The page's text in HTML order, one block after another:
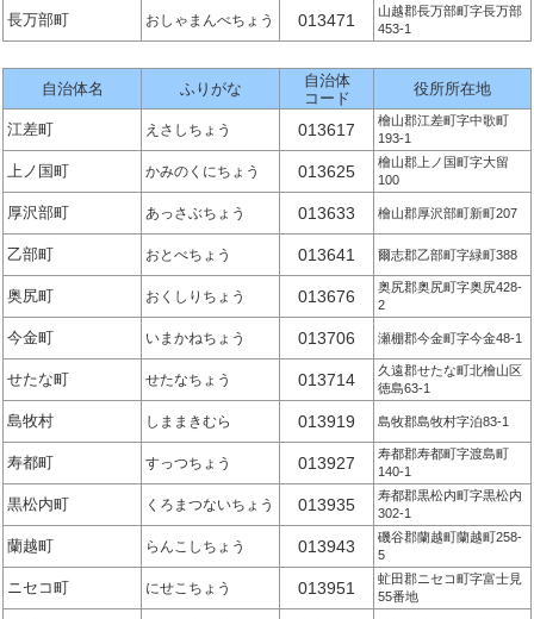
長万部町 おしゃまんべちょう 013471
山越郡長万部町字長万部
453-1
自治体名 ふりがな
自治体
コード
役所所在地
江差町 えさしちょう 013617
檜山郡江差町字中歌町
193-1
上ノ国町 かみのくにちょう 013625
檜山郡上ノ国町字大留
100
厚沢部町 あっさぶちょう 013633 檜山郡厚沢部町新町207
乙部町 おとべちょう 013641 爾志郡乙部町字緑町388
奥尻町 おくしりちょう 013676
奥尻郡奥尻町字奥尻428-
2
今金町 いまかねちょう 013706 瀬棚郡今金町字今金48-1
せたな町 せたなちょう 013714
久遠郡せたな町北檜山区
徳島63-1
島牧村 しままきむら 013919 島牧郡島牧村字泊83-1
寿都町 すっつちょう 013927
寿都郡寿都町字渡島町
140-1
黒松内町 くろまつないちょう 013935
寿都郡黒松内町字黒松内
302-1
蘭越町 らんこしちょう 013943
磯谷郡蘭越町蘭越町258-
5
ニセコ町 にせこちょう 013951
虻田郡ニセコ町字富士見
55番地